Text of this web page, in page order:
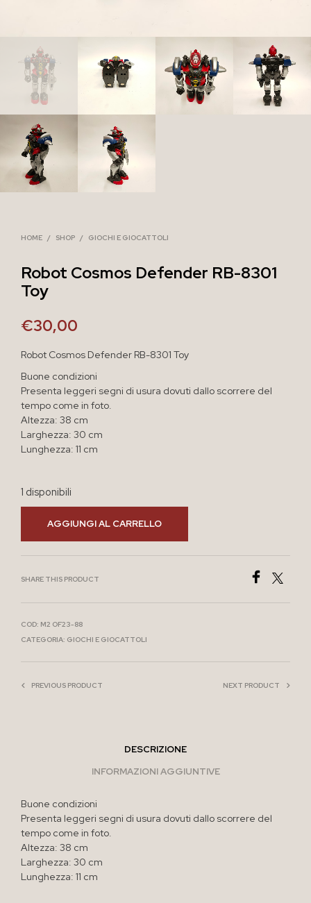
HOME / SHOP / GIOCHI E GIOCATTOLI
Robot Cosmos Defender RB-8301
Toy
€30,00
Robot Cosmos Defender RB-8301 Toy
Buone condizioni
Presenta leggeri segni di usura dovuti dallo scorrere del
tempo come in foto.
Altezza: 38 cm
Larghezza: 30 cm
Lunghezza: 11 cm
1 disponibili
AGGIUNGI AL CARRELLO
SHARE THIS PRODUCT
COD: M2 OF23-88
CATEGORIA: GIOCHI E GIOCATTOLI
PREVIOUS PRODUCT NEXT PRODUCT
DESCRIZIONE
INFORMAZIONI AGGIUNTIVE
Buone condizioni
Presenta leggeri segni di usura dovuti dallo scorrere del
tempo come in foto.
Altezza: 38 cm
Larghezza: 30 cm
Lunghezza: 11 cm